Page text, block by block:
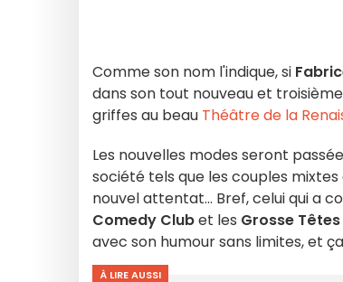
Comme son nom l'indique, si
dans son tout nouveau et
griffes au beau Théâtre de la
Les nouvelles modes seront
société tels que les couples
nouvel attentat... Bref, celui qui a
Comedy Clubet les Grosse Têtes
avec son humour sans limites, et
À LIRE AUSSI